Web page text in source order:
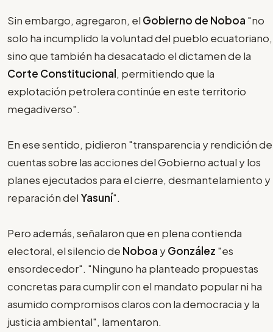
Sin embargo, agregaron, el Gobierno de Noboa "no
solo ha incumplido la voluntad del pueblo ecuatoriano,
sino que también ha desacatado el dictamen de la
Corte Constitucional, permitiendo que la
explotación petrolera continúe en este territorio
megadiverso".
En ese sentido, pidieron "transparencia y rendición de
cuentas sobre las acciones del Gobierno actual y los
planes ejecutados para el cierre, desmantelamiento y
reparación del Yasuní".
Pero además, señalaron que en plena contienda
electoral, el silencio de Noboa yGonzález "es
ensordecedor". "Ninguno ha planteado propuestas
concretas para cumplir con el mandato popular ni ha
asumido compromisos claros con la democracia y la
justicia ambiental", lamentaron.